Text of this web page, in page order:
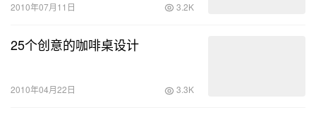
2010年07月11日 3.2K
25个创意的咖啡桌设计
2010年04月22日 3.3K